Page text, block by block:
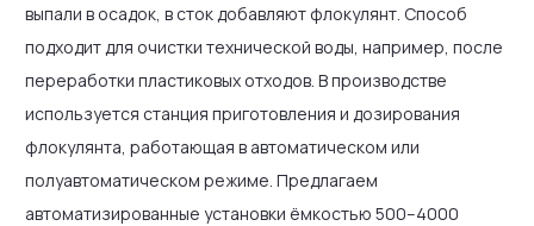
выпали в осадок, в сток добавляют флокулянт. Способ
подходит для очистки технической воды, например, после
переработки пластиковых отходов. В производстве
используется станция приготовления и дозирования
флокулянта, работающая в автоматическом или
полуавтоматическом режиме. Предлагаем
автоматизированные установки ёмкостью 500–4000